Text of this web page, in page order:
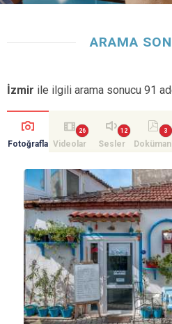
ARAMA
İzmir ile ilgili arama sonucu 91
Fotoğrafla Videolar Sesler
Dokümanl